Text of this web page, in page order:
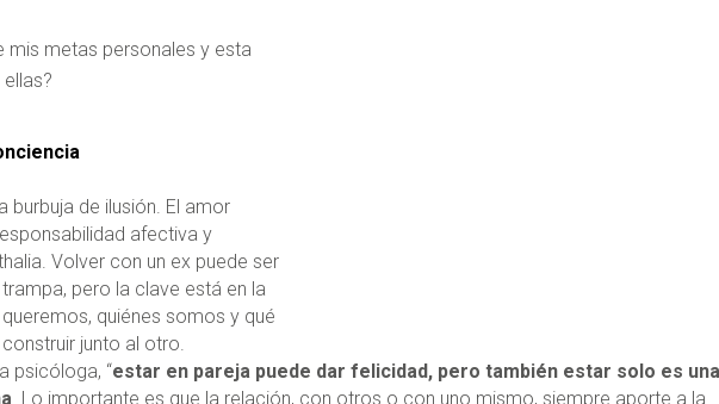
mis metas personales y esta
burbuja de ilusión. El amor
afectiva y
Volver con un ex puede ser
pero la clave está en la
quiénes somos y qué
junto al otro.
psicóloga, “estar en pareja puede dar felicidad, pero también estar solo es
. Lo importante es que la relación, con otros o con uno mismo, siempre aporte a la